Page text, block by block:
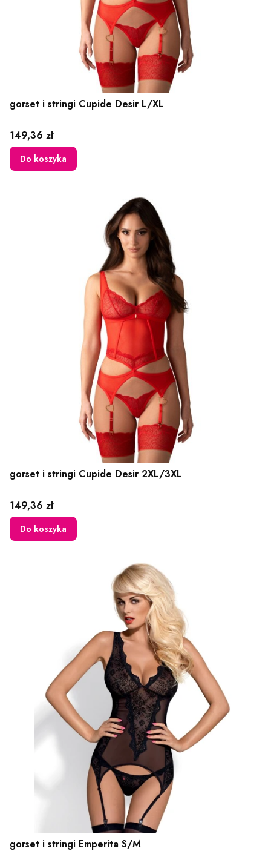
gorset i stringi Cupide Desir L/XL
Cena
149,36 zł
Do koszyka
gorset i stringi Cupide Desir 2XL/3XL
Cena
149,36 zł
Do koszyka
gorset i stringi Emperita S/M